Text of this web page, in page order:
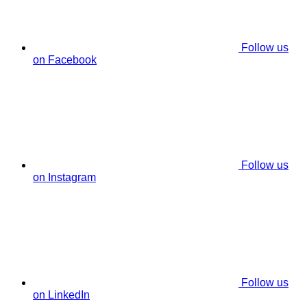
Follow us
on Facebook
Follow us
on Instagram
Follow us
on LinkedIn